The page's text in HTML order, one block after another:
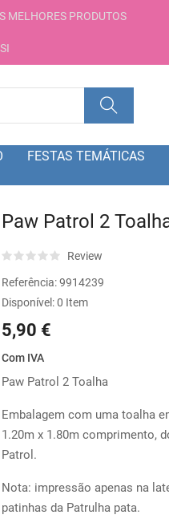
MELHORES PRODUTOS
FESTAS TEMÁTICAS
Paw Patrol 2
Review
Referência:9914239
Disponível:0 Item
5,90 €
Com IVA
Paw Patrol 2 Toalha
Embalagem com uma toalha
1.20m x 1.80m comprimento,
Patrol.
Nota: impressão apenas na
patinhas da Patrulha pata.